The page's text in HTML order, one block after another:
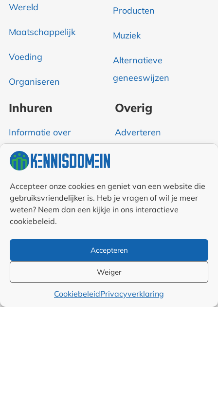
Accepteer onze cookies en geniet van een website die
gebruiksvriendelijker is. Heb je vragen of wil je meer
weten? Neem dan een kijkje in ons interactieve
cookiebeleid.
Accepteren
Weiger
CookiebeleidPrivacyverklaring
Wereld
Maatschappelijk
Voeding
Organiseren
Producten
Muziek
Alternatieve
geneeswijzen
Inhuren
Informatie over
bedrijfsondersteuning
Overig
Adverteren
Contact opnemen
RSS & Nieuwsfeed
Samenwerkingen en
linkpartners
Algemene